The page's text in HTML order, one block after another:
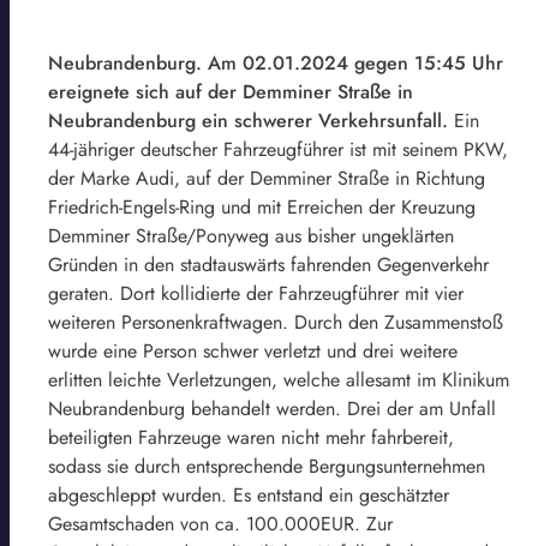
Neubrandenburg. Am 02.01.2024 gegen 15:45 Uhr
ereignete sich auf der Demminer Straße in
Neubrandenburg ein schwerer Verkehrsunfall. Ein
44-jähriger deutscher Fahrzeugführer ist mit seinem PKW,
der Marke Audi, auf der Demminer Straße in Richtung
Friedrich-Engels-Ring und mit Erreichen der Kreuzung
Demminer Straße/Ponyweg aus bisher ungeklärten
Gründen in den stadtauswärts fahrenden Gegenverkehr
geraten. Dort kollidierte der Fahrzeugführer mit vier
weiteren Personenkraftwagen. Durch den Zusammenstoß
wurde eine Person schwer verletzt und drei weitere
erlitten leichte Verletzungen, welche allesamt im Klinikum
Neubrandenburg behandelt werden. Drei der am Unfall
beteiligten Fahrzeuge waren nicht mehr fahrbereit,
sodass sie durch entsprechende Bergungsunternehmen
abgeschleppt wurden. Es entstand ein geschätzter
Gesamtschaden von ca. 100.000EUR. Zur